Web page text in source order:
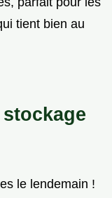
tient bien au
le lendemain !